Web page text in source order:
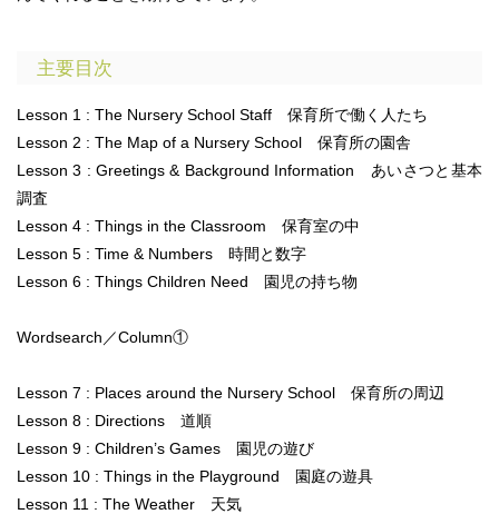
主要目次
Lesson 1 : The Nursery School Staff 保育所で働く人たち
Lesson 2 : The Map of a Nursery School 保育所の園舎
Lesson 3 : Greetings & Background Information あいさつと基本
調査
Lesson 4 : Things in the Classroom 保育室の中
Lesson 5 : Time & Numbers 時間と数字
Lesson 6 : Things Children Need 園児の持ち物
Wordsearch／Column①
Lesson 7 : Places around the Nursery School 保育所の周辺
Lesson 8 : Directions 道順
Lesson 9 : Children’s Games 園児の遊び
Lesson 10 : Things in the Playground 園庭の遊具
Lesson 11 : The Weather 天気